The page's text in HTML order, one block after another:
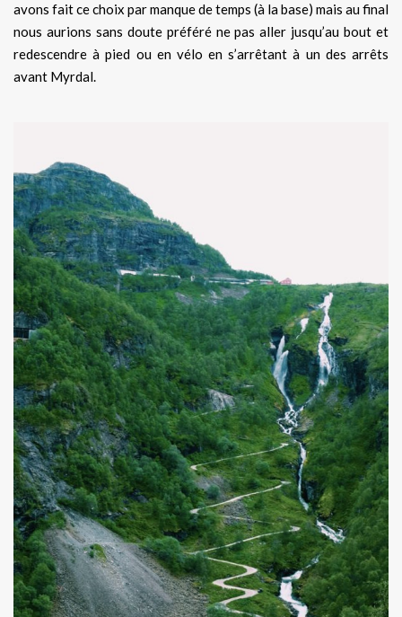
avons fait ce choix par manque de temps (à la base) mais au final
nous aurions sans doute préféré ne pas aller jusqu’au bout et
redescendre à pied ou en vélo en s’arrêtant à un des arrêts
avant Myrdal.